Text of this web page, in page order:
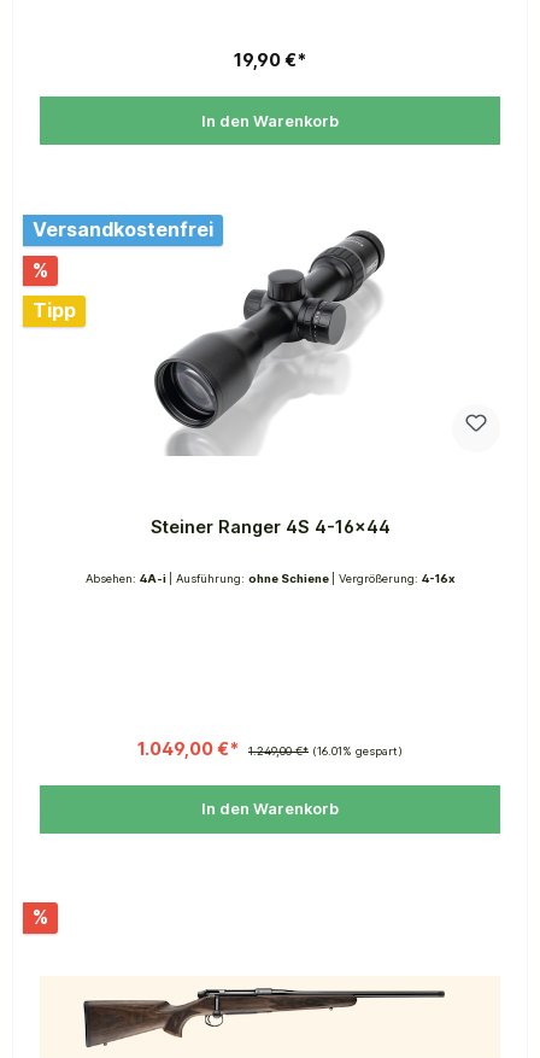
19,90 €*
In den Warenkorb
Versandkostenfrei
%
Tipp
Steiner Ranger 4S 4-16x44
Absehen: 4A-i | Ausführung: ohne Schiene | Vergrößerung: 4-16x
1.049,00 €* 1.249,00 €* (16.01% gespart)
In den Warenkorb
%